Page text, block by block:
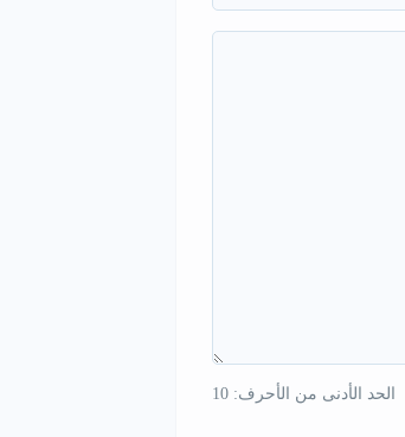
الحد الأدنى من الأحرف: 10